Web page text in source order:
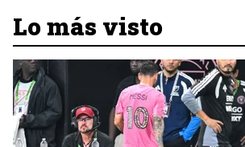
Lo más visto